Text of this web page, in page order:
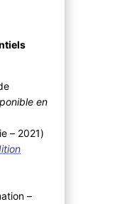
en
– 2021)
–